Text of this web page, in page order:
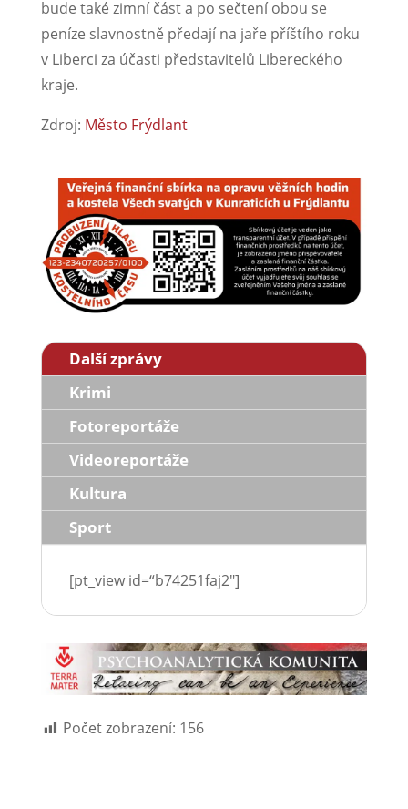
bude také zimní část a po sečtení obou se
peníze slavnostně předají na jaře příštího roku
v Liberci za účasti představitelů Libereckého
kraje.
Zdroj: Město Frýdlant
Další zprávy
Krimi
Fotoreportáže
Videoreportáže
Kultura
Sport
[pt_view id=“b74251faj2″]
Počet zobrazení: 156